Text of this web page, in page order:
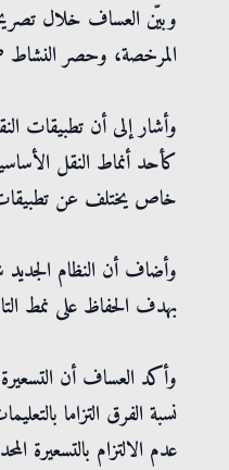
وبيّن العساف خلال
المرخصة، وحصر النشاط
وأشار إلى أن تطبيقات
كأحد أنماط النقل
خاص يختلف عن
بهدف الحفاظ على نمط
وأكد العساف أن
نسبة الفرق التزاما
عدم الالتزام بالتسعيرة